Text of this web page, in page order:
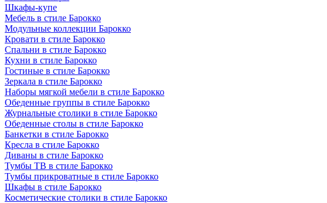
Шкафы-купе
Мебель в стиле Барокко
Модульные коллекции Барокко
Кровати в стиле Барокко
Спальни в стиле Барокко
Кухни в стиле Барокко
Гостиные в стиле Барокко
Зеркала в стиле Барокко
Наборы мягкой мебели в стиле Барокко
Обеденные группы в стиле Барокко
Журнальные столики в стиле Барокко
Обеденные столы в стиле Барокко
Банкетки в стиле Барокко
Кресла в стиле Барокко
Диваны в стиле Барокко
Тумбы ТВ в стиле Барокко
Тумбы прикроватные в стиле Барокко
Шкафы в стиле Барокко
Косметические столики в стиле Барокко